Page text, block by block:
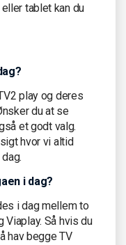
tablet kan du
play og deres
du at se
et godt valg.
hvor vi altid
i dag?
i dag mellem to
Viaplay. Så hvis du
hav begge TV